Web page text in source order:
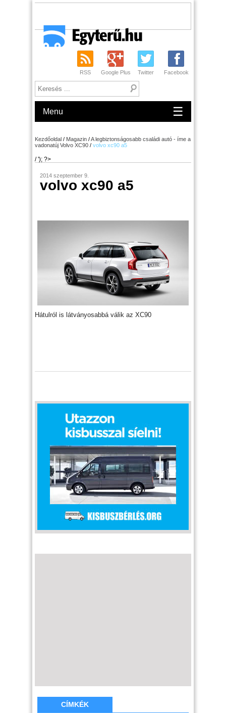
RSS Google Plus Twitter Facebook
Menu ☰
Kezdőoldal / Magazin /A legbiztonságosabb családi autó - íme a
vadonatúj Volvo XC90 / volvo xc90 a5
/ '); ?>
2014 szeptember 9.
volvo xc90 a5
Hátulról is látványosabbá válik az XC90
CÍMKÉK